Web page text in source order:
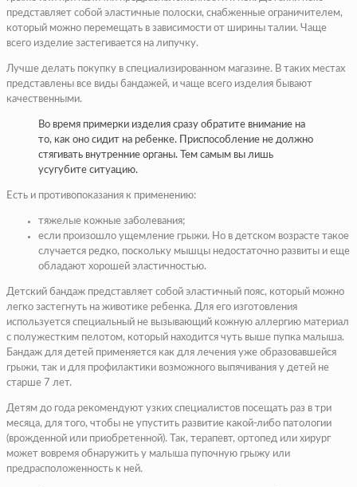
представляет собой эластичные полоски, снабженные ограничителем,
который можно перемещать в зависимости от ширины талии. Чаще
всего изделие застегивается на липучку.
Лучше делать покупку в специализированном магазине. В таких местах
представлены все виды бандажей, и чаще всего изделия бывают
качественными.
Во время примерки изделия сразу обратите внимание на
то, как оно сидит на ребенке. Приспособление не должно
стягивать внутренние органы. Тем самым вы лишь
усугубите ситуацию.
Есть и противопоказания к применению:
тяжелые кожные заболевания;
если произошло ущемление грыжи. Но в детском возрасте такое
случается редко, поскольку мышцы недостаточно развиты и еще
обладают хорошей эластичностью.
Детский бандаж представляет собой эластичный пояс, который можно
легко застегнуть на животике ребенка. Для его изготовления
используется специальный не вызывающий кожную аллергию материал
с полужестким пелотом, который находится чуть выше пупка малыша.
Бандаж для детей применяется как для лечения уже образовавшейся
грыжи, так и для профилактики возможного выпячивания у детей не
старше 7 лет.
Детям до года рекомендуют узких специалистов посещать раз в три
месяца, для того, чтобы не упустить развитие какой-либо патологии
(врожденной или приобретенной). Так, терапевт, ортопед или хирург
может вовремя обнаружить у малыша пупочную грыжу или
предрасположенность к ней.